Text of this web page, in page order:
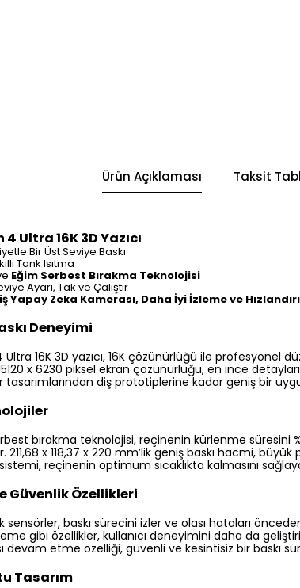
Ürün Açıklaması Taksit
Ultra 16K 3D Yazıcı
Bir Üst Seviye Baskı
Tank Isıtma
Eğim Serbest Bırakma Teknolojisi
Ayarı, Tak ve Çalıştır
Yapay Zeka Kamerası, Daha İyi İzleme ve
Deneyimi
Ultra 16K 3D yazıcı, 16K çözünürlüğü ile profesyonel
x 6230 piksel ekran çözünürlüğü, en ince
tasarımlarından diş prototiplerine kadar geniş bir
bırakma teknolojisi, reçinenin kürlenme süresini
211,68 x 118,37 x 220 mm’lik geniş baskı hacmi,
sistemi, reçinenin optimum sıcaklıkta kalmasını
Güvenlik Özellikleri
sensörler, baskı sürecini izler ve olası hataları
gibi özellikler, kullanıcı deneyimini daha da
devam etme özelliği, güvenli ve kesintisiz bir baskı
Tasarım